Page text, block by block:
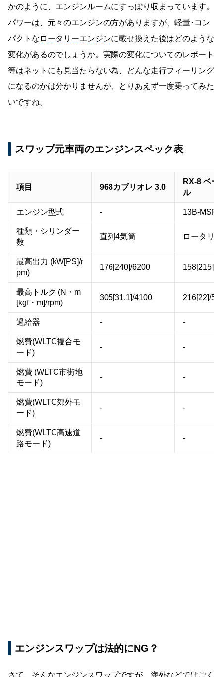
かのように、エンジンルームにすっぽり収まっています。
パワーは、元々のエンジンの方がありますが、軽量･コン
パクトな ロータリーエンジンに載せ換えた後はどのような
変化があるのでしょうか。実際の変化についてのレポート
等はネットにも見当たらない為、どんな走行フィーリング
になるのかは分かりませんが、とりあえず一度乗ってみた
いですね。
スワップ元車両のエンジンスペック表
項目 968カブリオレ 3.0
RX-8 ベー
ル
エンジン型式 - 13B-MSP
種類・シリンダー
数
直列4気筒 ロータリ
最高出力 (kW[PS]/r
pm)
176[240]/6200 158[215]/
最高トルク (N・m
[kgf・m]/rpm)
305[31.1]/4100 216[22]/
過給器 - -
燃費(WLTC複合モ
ード)
- -
燃費 (WLTC市街地
モード)
- -
燃費(WLTC郊外モ
ード)
- -
燃費(WLTC高速道
路モード)
- -
エンジンスワップは法的にNG？
さて、そんなエンジンスワップですが、海外などではごく